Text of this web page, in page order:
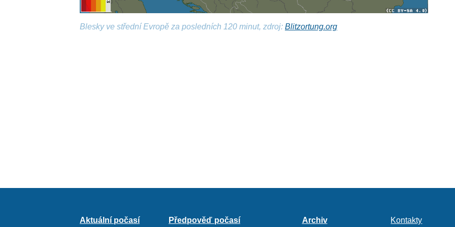
Blesky ve střední Evropě za posledních 120 minut, zdroj:Blitzortung.org
Aktuální počasí Předpověď počasí Archiv Kontakty